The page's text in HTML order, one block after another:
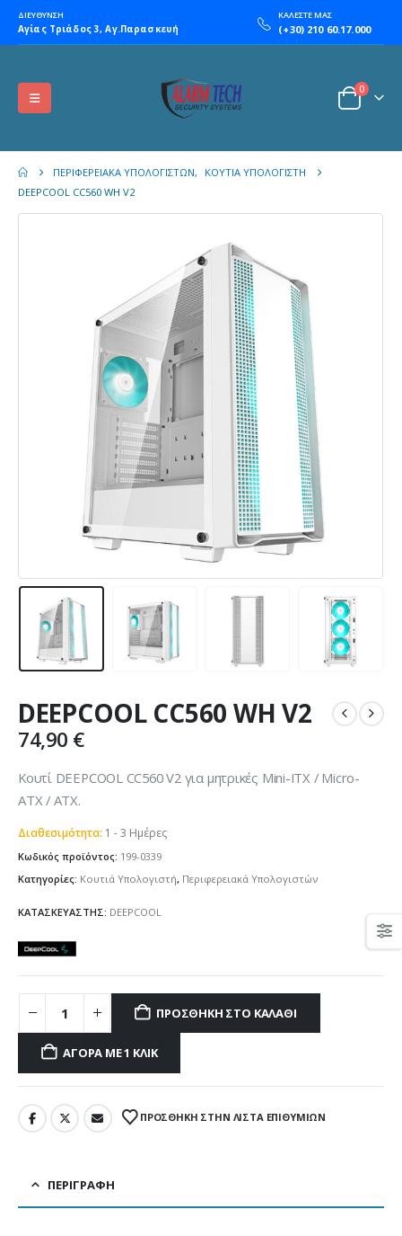
ΔΙΕΥΘΥΝΣΗ
Αγίας Τριάδος 3, Αγ.Παρασκευή
ΚΑΛΕΣΤΕ ΜΑΣ
(+30) 210 60.17.000
0
ΠΕΡΙΦΕΡΕΙΑΚΆ ΥΠΟΛΟΓΙΣΤΏΝ,
ΚΟΥΤΙΆ ΥΠΟΛΟΓΙΣΤΉ
DEEPCOOL CC560 WH V2
DEEPCOOL CC560 WH V2
74,90 €
Κουτί DEEPCOOL CC560 V2 για μητρικές Mini-ITX / Micro-
ATX / ATX.
Διαθεσιμότητα: 1 - 3 Ημέρες
Κωδικός προϊόντος: 199-0339
Κατηγορίες: Κουτιά Υπολογιστή, Περιφερειακά Υπολογιστών
ΚΑΤΑΣΚΕΥΑΣΤΗΣ: DEEPCOOL
ΠΡΟΣΘΉΚΗ ΣΤΟ ΚΑΛΆΘΙ
ΑΓΟΡΆ ΜΕ 1 ΚΛΙΚ
ΠΡΌΣΘΉΚΗ ΣΤΗΝ ΛΊΣΤΑ ΕΠΙΘΥΜΙΏΝ
ΠΕΡΙΓΡΑΦΉ